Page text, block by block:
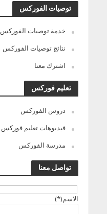
توصيات الفوركس
خدمة توصيات الفوركس
نتائج توصيات الفوركس
اشترك معنا
تعليم فوركس
دروس الفوركس
فيديوهات تعليم فوركس
مدرسة الفوركس
تواصل معنا
الاسم(*)